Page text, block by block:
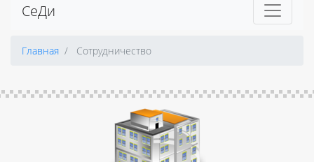
СеДи
Главная Сотрудничество